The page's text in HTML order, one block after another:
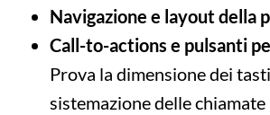
Navigazione e layout della
Call-to-actions e pulsanti
Prova la dimensione dei
sistemazione delle chiamate